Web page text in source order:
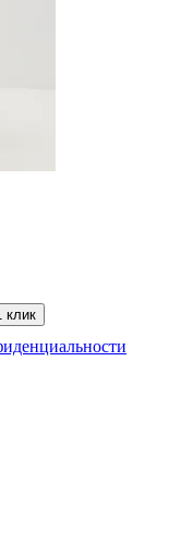
клик